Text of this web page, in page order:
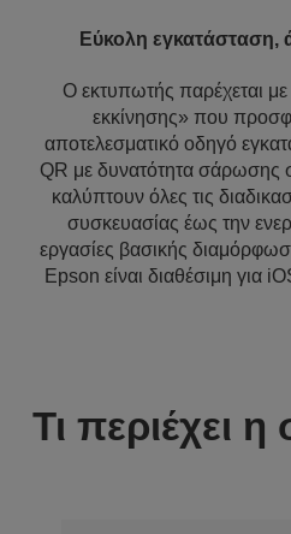
Εύκολη εγκατάσταση,
Ο εκτυπωτής παρέχεται
εκκίνησης» που
αποτελεσματικό οδηγό
QR με δυνατότητα σάρωσης
καλύπτουν όλες τις
συσκευασίας έως την
εργασίες βασικής
Epson είναι διαθέσιμη για
Τι περιέχει